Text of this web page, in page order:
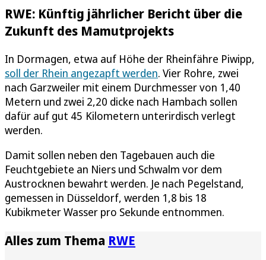
RWE: Künftig jährlicher Bericht über die
Zukunft des Mamutprojekts
In Dormagen, etwa auf Höhe der Rheinfähre Piwipp,
soll der Rhein angezapft werden. Vier Rohre, zwei
nach Garzweiler mit einem Durchmesser von 1,40
Metern und zwei 2,20 dicke nach Hambach sollen
dafür auf gut 45 Kilometern unterirdisch verlegt
werden.
Damit sollen neben den Tagebauen auch die
Feuchtgebiete an Niers und Schwalm vor dem
Austrocknen bewahrt werden. Je nach Pegelstand,
gemessen in Düsseldorf, werden 1,8 bis 18
Kubikmeter Wasser pro Sekunde entnommen.
Alles zum Thema RWE